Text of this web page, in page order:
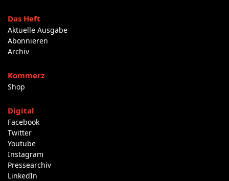
Das Heft
Aktuelle Ausgabe
Abonnieren
Archiv
Kommerz
Shop
Digital
Facebook
Twitter
Youtube
Instagram
Pressearchiv
LinkedIn